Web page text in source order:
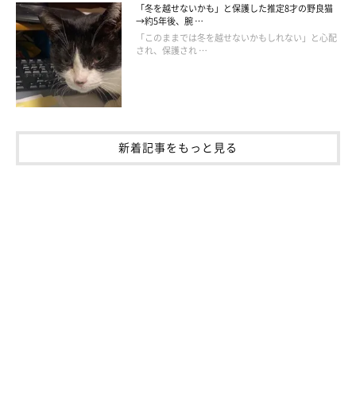
のやることをじっと見ています。その姿が可愛いんです。今は、
飼い主と会話できちゃってます（笑）」
「冬を越せないかも」と保護した推定8才の野良猫
→約5年後、腕 …
「このままでは冬を越せないかもしれない」と心配
され、保護され …
新着記事をもっと見る